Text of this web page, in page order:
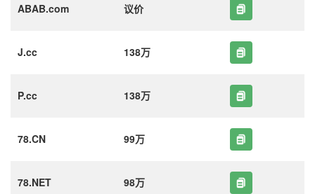
ABAB.com 议价
J.cc 138万
P.cc 138万
78.CN 99万
78.NET 98万